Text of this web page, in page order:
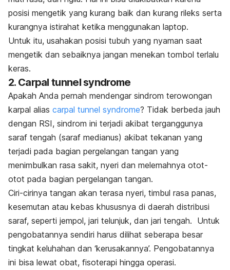
posisi mengetik yang kurang baik dan kurang rileks serta
kurangnya istirahat ketika menggunakan laptop.
Untuk itu, usahakan posisi tubuh yang nyaman saat
mengetik dan sebaiknya jangan menekan tombol terlalu
keras.
2. Carpal tunnel syndrome
Apakah Anda pernah mendengar sindrom terowongan
karpal alias carpal tunnel syndrome? Tidak berbeda jauh
dengan RSI, sindrom ini terjadi akibat terganggunya
saraf tengah (saraf medianus) akibat tekanan yang
terjadi pada bagian pergelangan tangan yang
menimbulkan rasa sakit, nyeri dan melemahnya otot-
otot pada bagian pergelangan tangan.
Ciri-cirinya tangan akan terasa nyeri, timbul rasa panas,
kesemutan atau kebas khususnya di daerah distribusi
saraf, seperti jempol, jari telunjuk, dan jari tengah. Untuk
pengobatannya sendiri harus dilihat seberapa besar
tingkat keluhahan dan ‘kerusakannya’. Pengobatannya
ini bisa lewat obat, fisoterapi hingga operasi.